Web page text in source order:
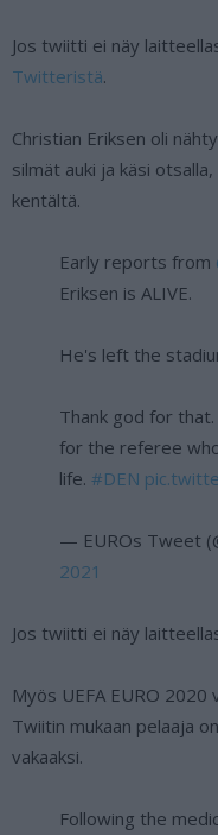
Jos twiitti ei näy
Twitteristä.
Christian Eriksen oli
silmät auki ja käsi
kentältä.
Early reports from
Eriksen is ALIVE.
He's left the
Thank god for
for the referee
life. #DEN
— EUROs Tweet
2021
Jos twiitti ei näy
Myös UEFA EURO
Twiitin mukaan pelaaja
vakaaksi.
Following the